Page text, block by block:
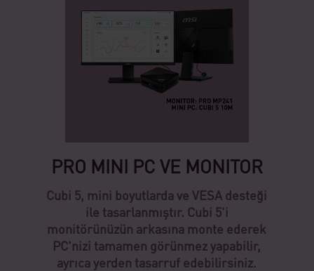
PRO MINI PC VE MONITOR
Cubi 5, mini boyutlarda ve VESA desteği
ile tasarlanmıştır. Cubi 5'i
monitörünüzün arkasına monte ederek
PC'nizi tamamen görünmez yapabilir,
ayrıca yerden tasarruf edebilirsiniz.